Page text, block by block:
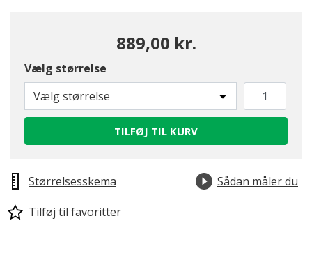
889,00 kr.
Vælg størrelse
Vælg størrelse
TILFØJ TIL KURV
Størrelsesskema
Sådan måler du
Tilføj til favoritter